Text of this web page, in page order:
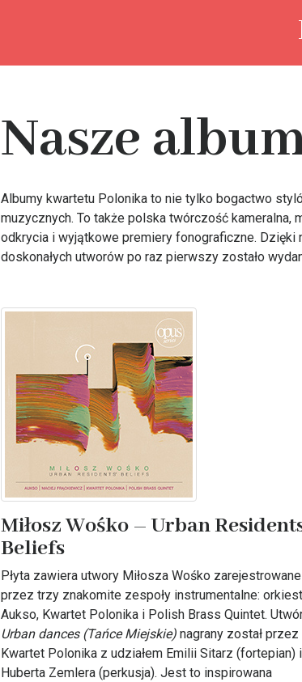
Nasze
Albumy kwartetu Polonika to nie tylko bogactwo
muzycznych. To także polska twórczość kameralna,
odkrycia i wyjątkowe premiery fonograficzne. Dzięki
doskonałych utworów po raz pierwszy zostało
Miłosz Wośko – Urban
Beliefs
Płyta zawiera utwory Miłosza Wośko zarejestrowane
przez trzy znakomite zespoły instrumentalne:
Aukso, Kwartet Polonika i Polish Brass Quintet.
Urban dances (Tańce Miejskie)nagrany został przez
Kwartet Polonika z udziałem Emilii Sitarz (fortepian) i
Huberta Zemlera (perkusja). Jest to inspirowana